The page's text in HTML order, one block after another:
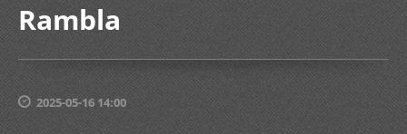
Rambla
2025-05-16 14:00